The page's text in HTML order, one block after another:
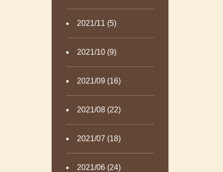
2021/11 (5)
2021/10 (9)
2021/09 (16)
2021/08 (22)
2021/07 (18)
2021/06 (24)